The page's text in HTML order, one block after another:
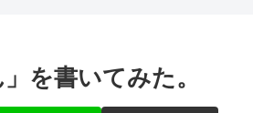
を書いてみた。